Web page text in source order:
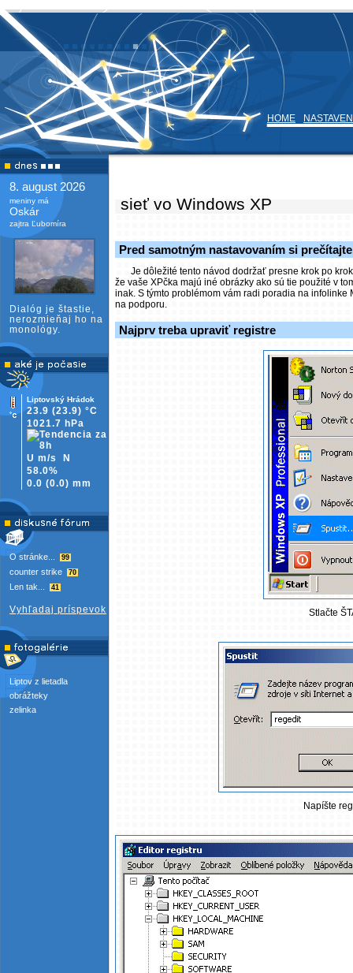
HOME
8. august 2026
meniny má
Oskár
zajtra Ľubomíra
Dialóg je štastie,
nerozmieňaj ho na
monológy.
Liptovský Hrádok
23.9 (23.9) °C
1021.7 hPa
U m/s
N
58.0%
0.0 (0.0) mm
O stránke... 99
counter strike 70
Len tak... 41
Vyhľadaj príspevok
Liptov z lietadla
obrážteky
zelinka
sieť vo Windows XP
Pred samotným nastavovaním si
Je dôležité tento návod dodržať presne krok po
že vaše XPčka majú iné obrázky ako sú tie použité v
inak. S týmto problémom vám radi poradia na
na podporu.
Najprv treba upraviť registre
Stlačte
Napíšte